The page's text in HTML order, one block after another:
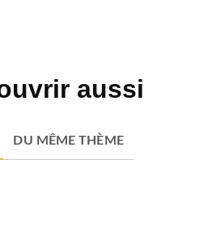
aussi
DU MÊME THÈME